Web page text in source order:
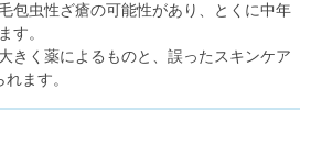
包虫性ざ瘡の可能性があり、とくに中年
す。
きく薬によるものと、誤ったスキンケア
ます。